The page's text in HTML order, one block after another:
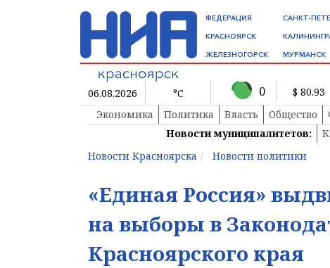
ФЕДЕРАЦИЯ
КРАСНОЯРСК
ЖЕЛЕЗНОГОРСК
САНКТ-
МУРМАНСК
06.08.2026 °C 0 $ 80.93
Экономика
Политика Власть Общество
Новости муниципалитетов:
Новости Красноярска
Новости политики
«Единая Россия»
на выборы в
Красноярского края